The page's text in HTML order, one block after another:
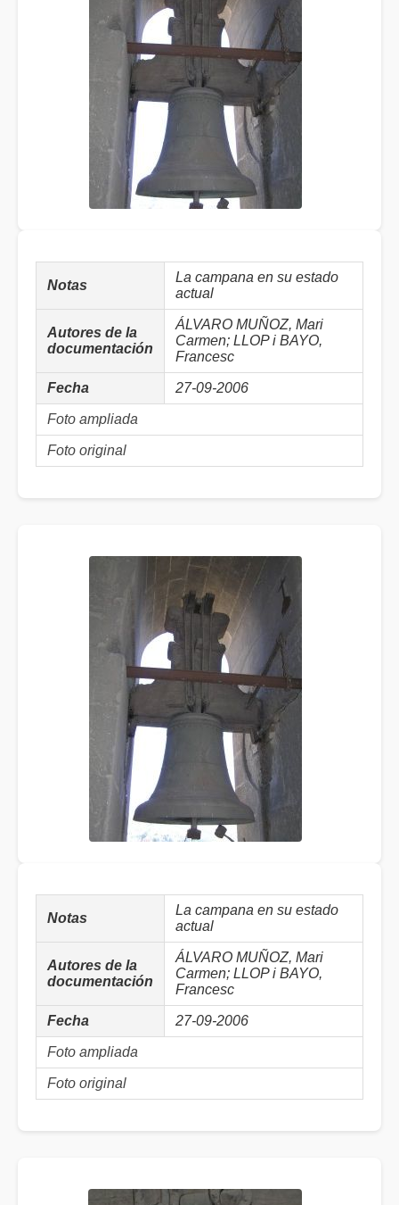
Notas
La campana en su estado
actual
Autores de la
documentación
ÁLVARO MUÑOZ, Mari
Carmen; LLOP i BAYO,
Francesc
Fecha 27-09-2006
Foto ampliada
Foto original
Notas
La campana en su estado
actual
Autores de la
documentación
ÁLVARO MUÑOZ, Mari
Carmen; LLOP i BAYO,
Francesc
Fecha 27-09-2006
Foto ampliada
Foto original